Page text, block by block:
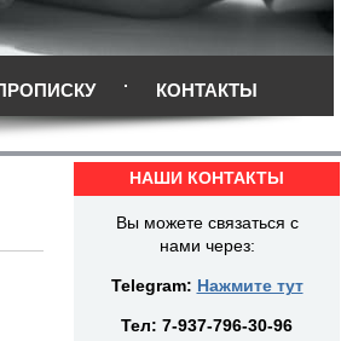
КОНТАКТЫ
НАШИ КОНТАКТЫ
Вы можете связаться с
нами через:
Telegram: Нажмите тут
Тел: 7-937-796-30-96